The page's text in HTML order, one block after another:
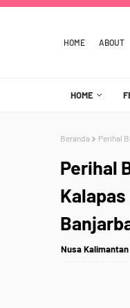
HOME ABOUT
HOME
Beranda Perihal
Perihal
Nusa